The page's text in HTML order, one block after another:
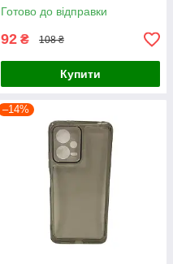
Готово до відправки
92 ₴ 108 ₴
Купити
–14%